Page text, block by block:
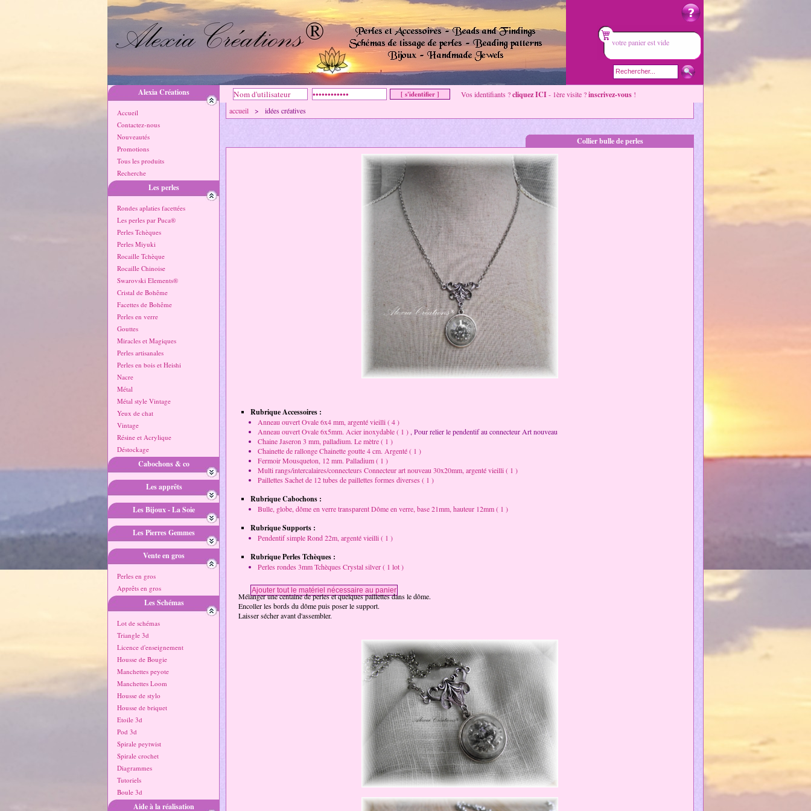
votre panier est vide
Alexia Créations
Accueil
Contactez-nous
Nouveautés
Promotions
Tous les produits
Recherche
Les perles
Rondes aplaties facettées
Les perles par Puca®
Perles Tchèques
Perles Miyuki
Rocaille Tchèque
Rocaille Chinoise
Swarovski Elements®
Cristal de Bohême
Facettes de Bohême
Perles en verre
Gouttes
Miracles et Magiques
Perles artisanales
Perles en bois et Heishi
Nacre
Métal
Métal style Vintage
Yeux de chat
Vintage
Résine et Acrylique
Déstockage
Cabochons & co
Les apprêts
Les Bijoux - La Soie
Les Pierres Gemmes
Vente en gros
Perles en gros
Apprêts en gros
Les Schémas
Lot de schémas
Triangle 3d
Licence d'enseignement
Housse de Bougie
Manchettes peyote
Manchettes Loom
Housse de stylo
Housse de briquet
Etoile 3d
Pod 3d
Spirale peytwist
Spirale crochet
Diagrammes
Tutoriels
Boule 3d
Aide à la réalisation
Vos identifiants ?cliquez ICI- 1ère visite ?inscrivez-vous !
accueil > idées créatives
Collier bulle de perles
Rubrique Accessoires :
Anneau ouvert Ovale 6x4 mm, argenté vieilli ( 4 )
Anneau ouvert Ovale 6x5mm. Acier inoxydable ( 1 ) , Pour relier le pendentif au connecteur Art nouveau
Chaine Jaseron 3 mm, palladium. Le mètre ( 1 )
Chainette de rallonge Chainette goutte 4 cm. Argenté ( 1 )
Fermoir Mousqueton, 12 mm. Palladium ( 1 )
Multi rangs/intercalaires/connecteurs Connecteur art nouveau 30x20mm, argenté vieilli ( 1 )
Paillettes Sachet de 12 tubes de paillettes formes diverses ( 1 )
Rubrique Cabochons :
Bulle, globe, dôme en verre transparent Dôme en verre, base 21mm, hauteur 12mm ( 1 )
Rubrique Supports :
Pendentif simple Rond 22m, argenté vieilli ( 1 )
Rubrique Perles Tchèques :
Perles rondes 3mm Tchèques Crystal silver ( 1 lot )
Mélanger une centaine de perles et quelques paillettes dans le dôme.
Encoller les bords du dôme puis poser le support.
Laisser sécher avant d'assembler.